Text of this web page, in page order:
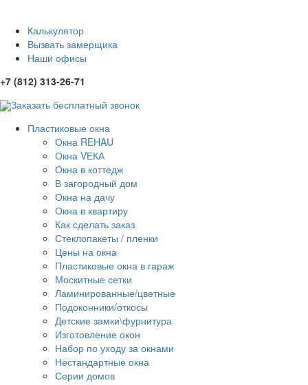
Калькулятор
Вызвать замерщика
Наши офисы
+7 (812) 313-26-71
Заказать бесплатный звонок
Пластиковые окна
Окна REHAU
Окна VЕКА
Окна в коттедж
В загородный дом
Окна на дачу
Окна в квартиру
Как сделать заказ
Стеклопакеты / пленки
Цены на окна
Пластиковые окна в гараж
Москитные сетки
Ламинированные/цветные
Подоконники/откосы
Детские замки\фурнитура
Изготовление окон
Набор по уходу за окнами
Нестандартные окна
Серии домов